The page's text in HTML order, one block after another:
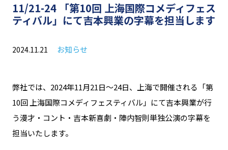
11/21-24 「第10回 上海国際コメディフェス
ティバル」にて吉本興業の字幕を担当します
2024.11.21 お知らせ
弊社では、2024年11月21日～24日、上海で開催される「第
10回 上海国際コメディフェスティバル」にて吉本興業が行
う漫才・コント・吉本新喜劇・陣内智則単独公演の字幕を
担当いたします。